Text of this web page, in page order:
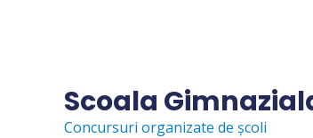
Scoala
Concursuri organizate de școli